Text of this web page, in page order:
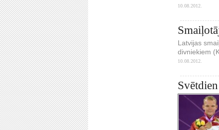
10.08.2012.
Latvijas
divniekiem
10.08.2012.